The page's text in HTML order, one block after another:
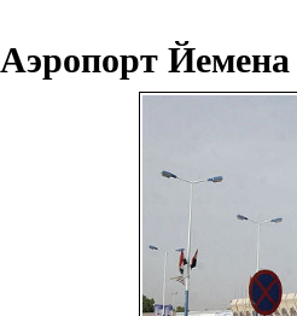
Аэропорт Йемена